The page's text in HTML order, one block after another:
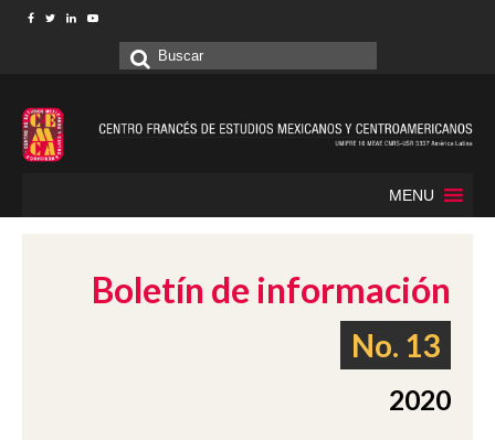
Buscar
MENU
Boletín de información
No. 13
2020